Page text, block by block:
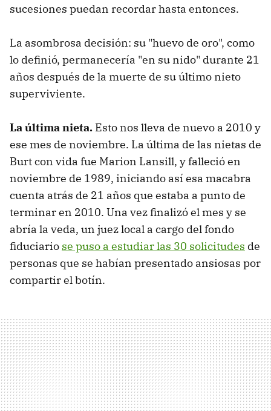
sucesiones puedan recordar hasta entonces.
La asombrosa decisión: su "huevo de oro", como
lo definió, permanecería "en su nido" durante 21
años después de la muerte de su último nieto
superviviente.
La última nieta. Esto nos lleva de nuevo a 2010 y
ese mes de noviembre. La última de las nietas de
Burt con vida fue Marion Lansill, y falleció en
noviembre de 1989, iniciando así esa macabra
cuenta atrás de 21 años que estaba a punto de
terminar en 2010. Una vez finalizó el mes y se
abría la veda, un juez local a cargo del fondo
fiduciario se puso a estudiar las 30 solicitudes de
personas que se habían presentado ansiosas por
compartir el botín.